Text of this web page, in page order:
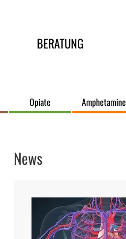
BERATUNG
Opiate Amphetamine
News